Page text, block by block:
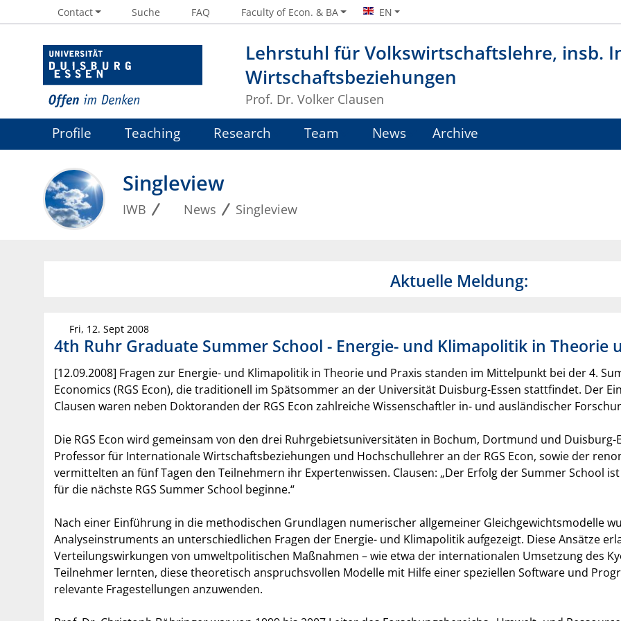
Lehrstuhl für Volkswirtschaftslehre, insb.
Wirtschaftsbeziehungen
Prof. Dr. Volker Clausen
Contact Suche FAQ Faculty of Econ. & BA EN
Profile Teaching Research Team News Archive
Singleview
IWB News Singleview
Aktuelle Meldung:
Fri, 12. Sept 2008
4th Ruhr Graduate Summer School - Energie- und Klimapolitik in Theorie
[12.09.2008] Fragen zur Energie- und Klimapolitik in Theorie und Praxis standen im Mittelpunkt bei der 4.
Economics (RGS Econ), die traditionell im Spätsommer an der Universität Duisburg-Essen stattfindet. Der
Clausen waren neben Doktoranden der RGS Econ zahlreiche Wissenschaftler in- und ausländischer
Die RGS Econ wird gemeinsam von den drei Ruhrgebietsuniversitäten in Bochum, Dortmund und Duisburg-
Professor für Internationale Wirtschaftsbeziehungen und Hochschullehrer an der RGS Econ, sowie der
vermittelten an fünf Tagen den Teilnehmern ihr Expertenwissen. Clausen: „Der Erfolg der Summer School
für die nächste RGS Summer School beginne.“
Nach einer Einführung in die methodischen Grundlagen numerischer allgemeiner Gleichgewichtsmodelle
Analyseinstruments an unterschiedlichen Fragen der Energie- und Klimapolitik aufgezeigt. Diese Ansätze
Verteilungswirkungen von umweltpolitischen Maßnahmen – wie etwa der internationalen Umsetzung des
Teilnehmer lernten, diese theoretisch anspruchsvollen Modelle mit Hilfe einer speziellen Software und
relevante Fragestellungen anzuwenden.